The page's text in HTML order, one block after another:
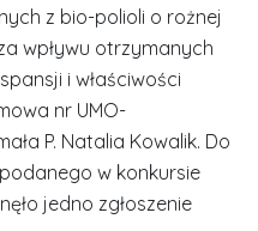
z bio-polioli o rożnej
wpływu otrzymanych
i właściwości
nr UMO-
P. Natalia Kowalik. Do
podanego w konkursie
jedno zgłoszenie